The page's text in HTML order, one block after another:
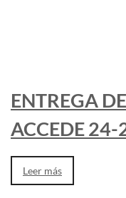
ENTREGA
ACCEDE 24-
Leer más